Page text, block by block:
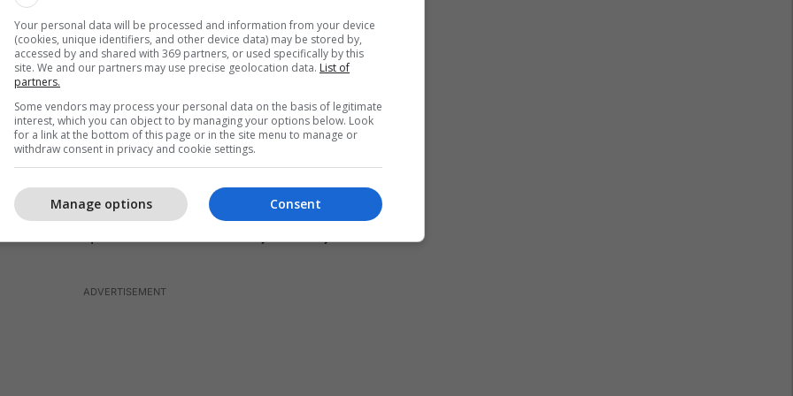
të mbushjes së telefonit dhe me një shkop të
jeta tani të ndjerën M.O., me të cilën ka qenë
ku vdekja e saj ka qenë e ngadalshme, si pasojë
fizike në mënyrë graduale, kohë pas kohe për
prej së paku prej 48 orëve, duke i shkaktuar
fizike dhe psikike. Se i akuzuari D.K. ka ushtruar
të rëndë-ekstreme të rëndë ndaj të ndjerës M.O.,
raporti i autopsisë nr.ref.MA21-… të
nga eksperti mjeko-ligjor Prof. Dr.N.H., në
përshkruara në detaje të gjitha lëndimet e
trupore dhe shkaku i vdekjes së saj.”
Your personal data will be processed and information from your device
(cookies, unique identifiers, and other device data) may be stored by,
accessed by and shared with 369 partners, or used specifically by this
site. We and our partners may use precise geolocation data. List of
partners.
Some vendors may process your personal data on the basis of legitimate
interest, which you can object to by managing your options below. Look
for a link at the bottom of this page or in the site menu to manage or
withdraw consent in privacy and cookie settings.
Consent
Manage options